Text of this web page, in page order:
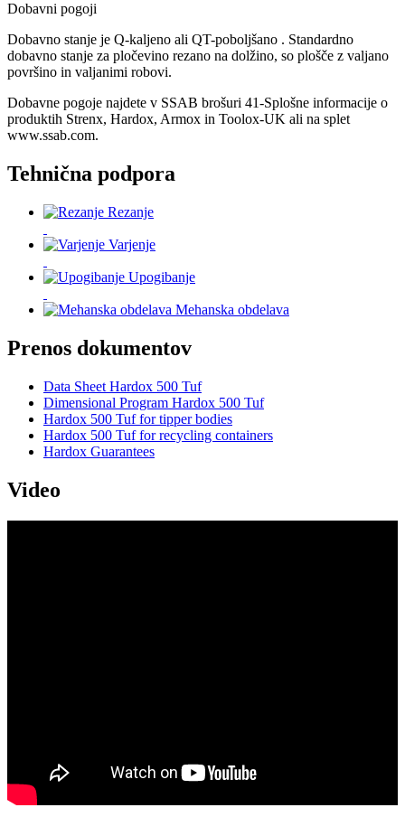
Dobavni pogoji
Dobavno stanje je Q-kaljeno ali QT-poboljšano . Standardno
dobavno stanje za pločevino rezano na dolžino, so plošče z valjano
površino in valjanimi robovi.
Dobavne pogoje najdete v SSAB brošuri 41-Splošne informacije o
produktih Strenx, Hardox, Armox in Toolox-UK ali na splet
www.ssab.com.
Tehnična podpora
Rezanje
Varjenje
Upogibanje
Mehanska obdelava
Prenos dokumentov
Data Sheet Hardox 500 Tuf
Dimensional Program Hardox 500 Tuf
Hardox 500 Tuf for tipper bodies
Hardox 500 Tuf for recycling containers
Hardox Guarantees
Video